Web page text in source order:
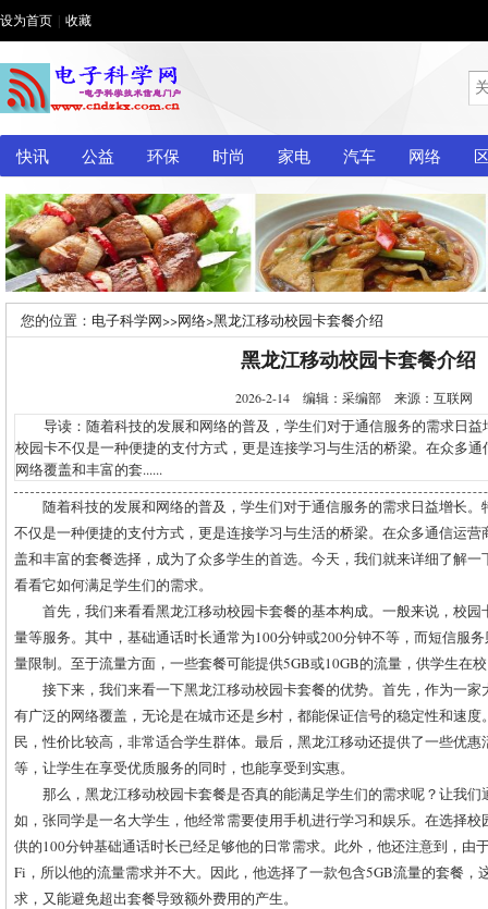
设为首页 收藏
快讯 公益 环保 时尚 家电 汽车 网络
您的位置： 电子科学网>>网络>黑龙江移动校园卡套餐介绍
黑龙江移动校园卡套餐介绍
2026-2-14 编辑：采编部 来源：互联网
导读：随着科技的发展和网络的普及，学生们对于通信服务的需求日益
校园卡不仅是一种便捷的支付方式，更是连接学习与生活的桥梁。在众多
网络覆盖和丰富的套......
随着科技的发展和网络的普及，学生们对于通信服务的需求日益增长
不仅是一种便捷的支付方式，更是连接学习与生活的桥梁。在众多通信运
盖和丰富的套餐选择，成为了众多学生的首选。今天，我们就来详细了解
看看它如何满足学生们的需求。
首先，我们来看看黑龙江移动校园卡套餐的基本构成。一般来说，校
量等服务。其中，基础通话时长通常为100分钟或200分钟不等，而短信服
量限制。至于流量方面，一些套餐可能提供5GB或10GB的流量，供学生在
接下来，我们来看一下黑龙江移动校园卡套餐的优势。首先，作为一
有广泛的网络覆盖，无论是在城市还是乡村，都能保证信号的稳定性和速
民，性价比较高，非常适合学生群体。最后，黑龙江移动还提供了一些优
等，让学生在享受优质服务的同时，也能享受到实惠。
那么，黑龙江移动校园卡套餐是否真的能满足学生们的需求呢？让我
如，张同学是一名大学生，他经常需要使用手机进行学习和娱乐。在选择
供的100分钟基础通话时长已经足够他的日常需求。此外，他还注意到，由
Fi，所以他的流量需求并不大。因此，他选择了一款包含5GB流量的套餐，
求，又能避免超出套餐导致额外费用的产生。